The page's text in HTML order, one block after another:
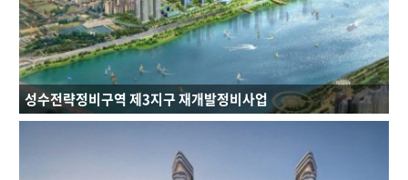
성수전략정비구역 제3지구 재개발정비사업